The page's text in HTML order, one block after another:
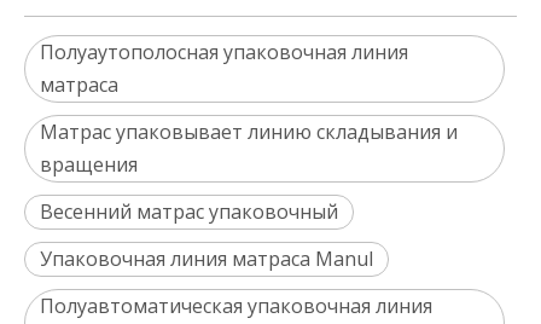
Полуаутополосная упаковочная линия
матраса
Матрас упаковывает линию складывания и
вращения
Весенний матрас упаковочный
Упаковочная линия матраса Manul
Полуавтоматическая упаковочная линия